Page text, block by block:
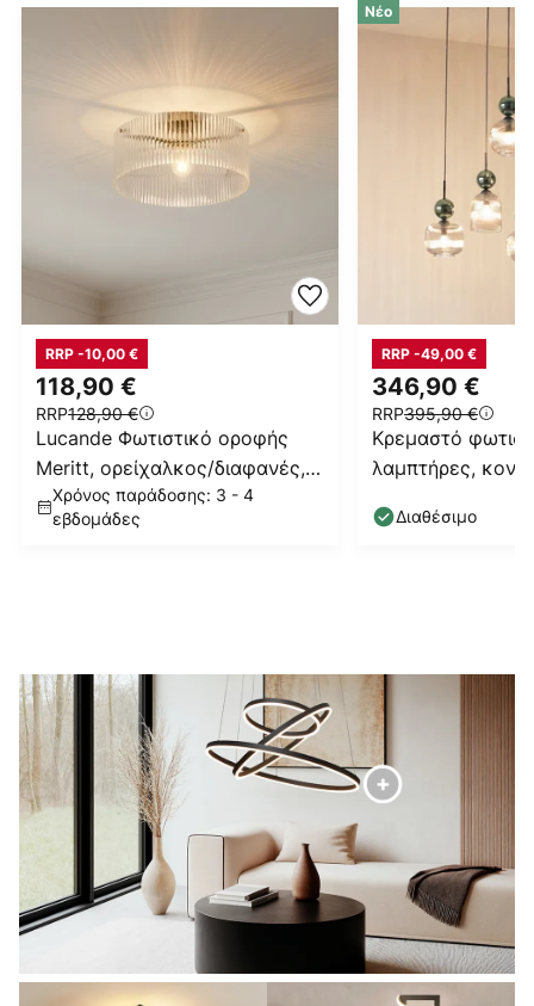
118,90 €
RRP128,90 €
RRP -10,00 €
Lucande Φωτιστικό οροφής
Meritt, ορείχαλκος/διαφανές,
Ø 40 cm, γυαλί
Χρόνος παράδοσης: 3 - 4
εβδομάδες
Νέο
346,90 €
RRP395,90 €
RRP -49,00 €
Κρεμαστό
λαμπτήρες,
Διαθέσιμο